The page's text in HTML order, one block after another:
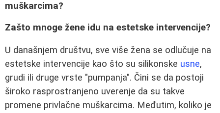
muškarcima?
Zašto mnoge žene idu na estetske intervencije?
U današnjem društvu, sve više žena se odlučuje na
estetske intervencije kao što su silikonske usne,
grudi ili druge vrste "pumpanja". Čini se da postoji
široko rasprostranjeno uverenje da su takve
promene privlačne muškarcima. Međutim, koliko je